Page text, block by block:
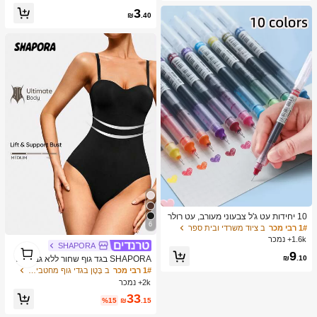
10 יחידות עט ג'ל צבעוני מעורב, עט רולר
בול ג'ל נייד פשוט למשרד, בית ספר, סטו
דנט
1# רבי מכר
ב ציוד משרדי ובית ספר
1.6k+ נמכר
₪9.10
ת וחגים, מתנות הפתעה קטנות יומיומיות,
₪3.40
6
SHAPORA
SHAPORA בגד גוף שחור ללא גב סרוג
קז'ואל נוח קל נמתח ארוך ומעצב גוף בקר
ת בטן
1# רבי מכר
2k+ נמכר
₪33.15
%15